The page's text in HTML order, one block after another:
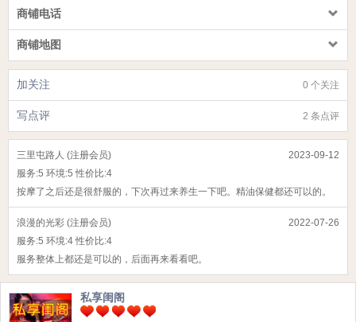
商铺电话
商铺地图
0 个关注
加关注
2 条点评
写点评
2023-09-12
三里屯路人 (注册会员)
服务:5 环境:5 性价比:4
按摩了之后还是很舒服的，下次再过来养生一下吧。精油保健都还可以的。
2022-07-26
浪漫的光彩 (注册会员)
服务:5 环境:4 性价比:4
服务整体上都还是可以的，后面再来看看吧。
私享闺阁